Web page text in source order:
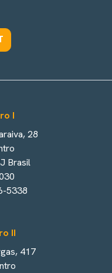
I
28
Brasil
5338
II
417